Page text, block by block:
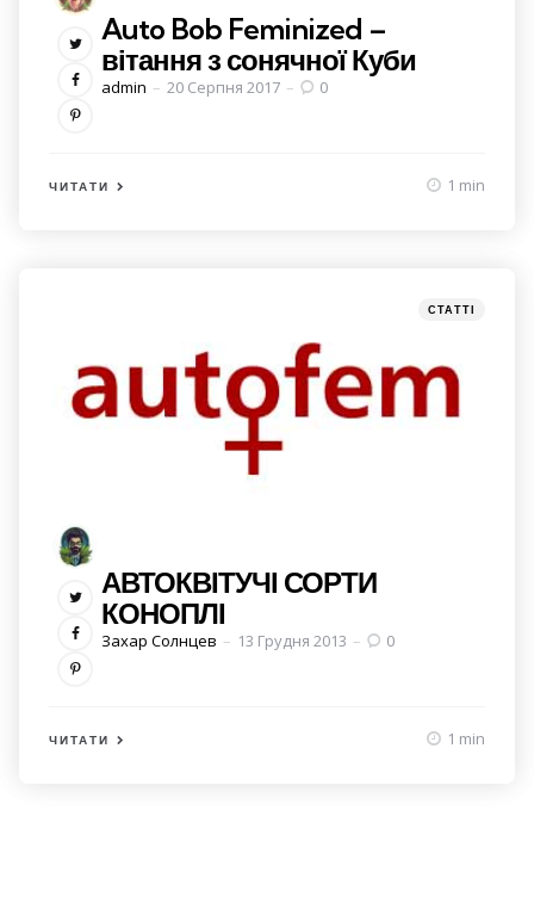
Auto Bob Feminized –
вітання з сонячної Куби
Posted
admin 20 Серпня 2017 0
ЧИТАТИ 1 min
Categories
Posted
СТАТТІ
АВТОКВІТУЧІ СОРТИ
КОНОПЛІ
Posted
Захар Солнцев 13 Грудня 2013 0
ЧИТАТИ 1 min